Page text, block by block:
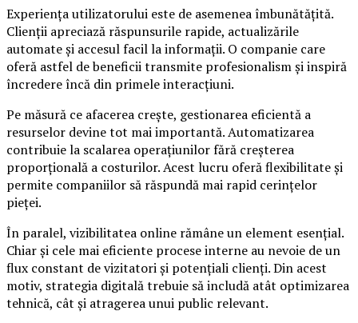
Experiența utilizatorului este de asemenea îmbunătățită.
Clienții apreciază răspunsurile rapide, actualizările
automate și accesul facil la informații. O companie care
oferă astfel de beneficii transmite profesionalism și inspiră
încredere încă din primele interacțiuni.
Pe măsură ce afacerea crește, gestionarea eficientă a
resurselor devine tot mai importantă. Automatizarea
contribuie la scalarea operațiunilor fără creșterea
proporțională a costurilor. Acest lucru oferă flexibilitate și
permite companiilor să răspundă mai rapid cerințelor
pieței.
În paralel, vizibilitatea online rămâne un element esențial.
Chiar și cele mai eficiente procese interne au nevoie de un
flux constant de vizitatori și potențiali clienți. Din acest
motiv, strategia digitală trebuie să includă atât optimizarea
tehnică, cât și atragerea unui public relevant.